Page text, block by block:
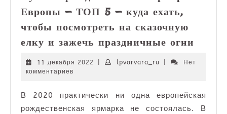
Европы — ТОП 5 — куда ехать,
чтобы посмотреть на сказочную
елку и зажечь праздничные огни
ТОП
11 декабря 2022 lpvarvara_rulpvarvara_ru
Нет
комментариев
В 2020 практически ни одна европейская
рождественская ярмарка не состоялась. В